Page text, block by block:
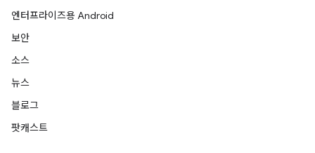
엔터프라이즈용 Android
보안
소스
뉴스
블로그
팟캐스트